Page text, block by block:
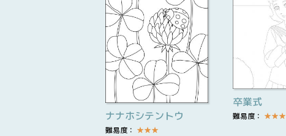
ナナホシテントウ
難易度： ★★★
卒業式
難易度： ★★★